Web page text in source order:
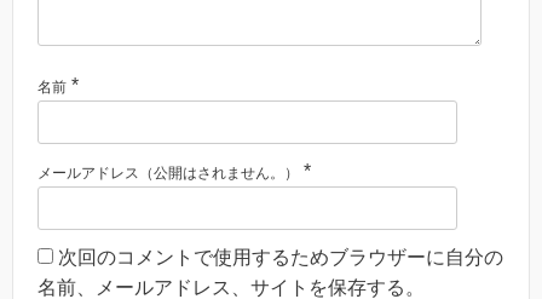
名前 *
メールアドレス（公開はされません。） *
次回のコメントで使用するためブラウザーに自分の
名前、メールアドレス、サイトを保存する。